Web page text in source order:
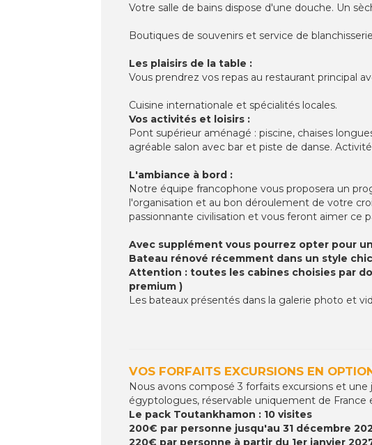
Votre salle de bains dispose d'une douche. Un
Boutiques de souvenirs et service de
Les plaisirs de la table :
Vous prendrez vos repas au restaurant principal
Cuisine internationale et spécialités locales.
Vos activités et loisirs :
Pont supérieur aménagé : piscine, chaises
agréable salon avec bar et piste de danse.
L'ambiance à bord :
Notre équipe francophone vous proposera un
l'organisation et au bon déroulement de votre
passionnante civilisation et vous feront aimer ce
Avec supplément vous pourrez opter pour
Bateau rénové récemment dans un style
Attention : toutes les cabines choisies par
premium )
Les bateaux présentés dans la galerie photo et
VOS FORFAITS EXCURSIONS EN
Nous avons composé 3 forfaits excursions et
égyptologues, réservable uniquement de France
Le pack Toutankhamon : 10 visites
200€ par personne jusqu'au 31 décembre
220€ par personne à partir du 1er janvier